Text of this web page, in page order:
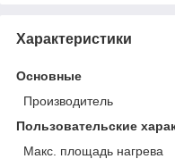
Характеристики
Основные
Производитель
Пользовательские
Макс. площадь нагрева